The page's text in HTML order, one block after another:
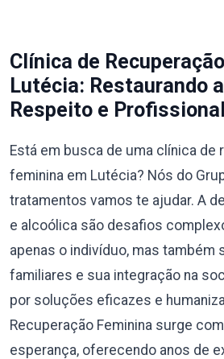
Clínica de
Lutécia: Restaurando
Respeito e
Está em busca de uma clínica de
feminina em Lutécia? Nós do
tratamentos vamos te ajudar. A
e alcoólica são desafios
apenas o indivíduo, mas também
familiares e sua integração na
por soluções eficazes e
Recuperação Feminina surge
esperança, oferecendo anos de